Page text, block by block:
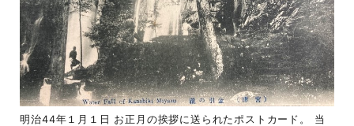
明治44年１月１日 お正月の挨拶に送られたポストカード。 当